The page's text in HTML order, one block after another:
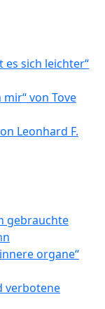
es sich leichter“
von Tove
Leonhard F.
gebrauchte
organe“
verbotene